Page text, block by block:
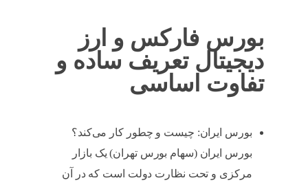
بورس فارکس و ارز
دیجیتال تعریف ساده و
تفاوت اساسی
بورس ایران: چیست و چطور کار می‌کند؟
بورس ایران (سهام بورس تهران) یک بازار
مرکزی و تحت نظارت دولت است که در آن